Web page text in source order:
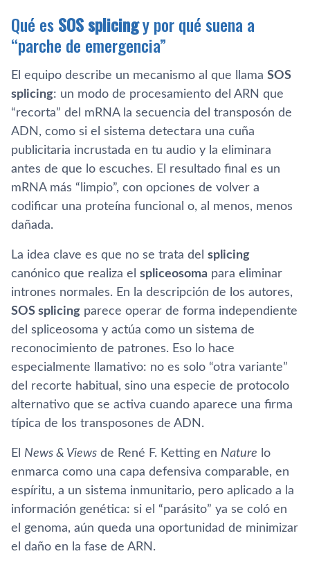
Qué esSOS splicingy por qué suena a
“parche de emergencia”
El equipo describe un mecanismo al que llama SOS
splicing: un modo de procesamiento del ARN que
“recorta” del mRNA la secuencia del transposón de
ADN, como si el sistema detectara una cuña
publicitaria incrustada en tu audio y la eliminara
antes de que lo escuches. El resultado final es un
mRNA más “limpio”, con opciones de volver a
codificar una proteína funcional o, al menos, menos
dañada.
La idea clave es que no se trata del splicing
canónico que realiza el spliceosoma para eliminar
intrones normales. En la descripción de los autores,
SOS splicing parece operar de forma independiente
del spliceosoma y actúa como un sistema de
reconocimiento de patrones. Eso lo hace
especialmente llamativo: no es solo “otra variante”
del recorte habitual, sino una especie de protocolo
alternativo que se activa cuando aparece una firma
típica de los transposones de ADN.
El News & Views de René F. Ketting en Nature lo
enmarca como una capa defensiva comparable, en
espíritu, a un sistema inmunitario, pero aplicado a la
información genética: si el “parásito” ya se coló en
el genoma, aún queda una oportunidad de minimizar
el daño en la fase de ARN.